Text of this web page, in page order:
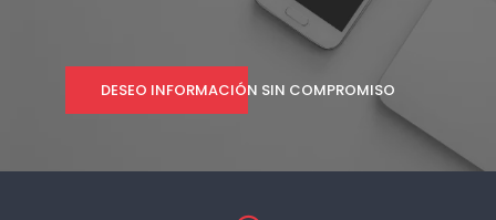
DESEO INFORMACIÓN SIN COMPROMISO